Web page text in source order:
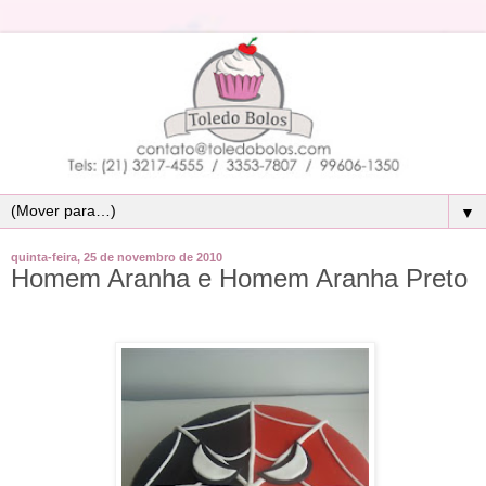
▼
quinta-feira, 25 de novembro de 2010
Homem Aranha e Homem Aranha Preto